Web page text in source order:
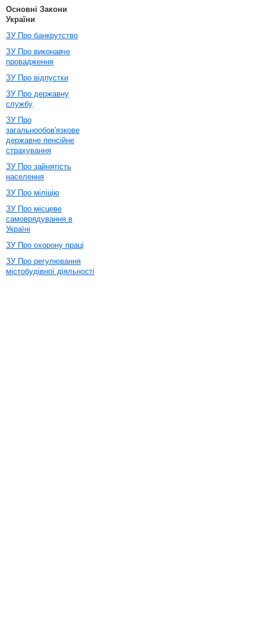
Основні Закони
України
ЗУ Про банкрутство
ЗУ Про виконавче
провадження
ЗУ Про відпустки
ЗУ Про державну
службу
ЗУ Про
загальнообов'язкове
державне пенсійне
страхування
ЗУ Про зайнятість
населення
ЗУ Про міліцію
ЗУ Про місцеве
самоврядування в
Україні
ЗУ Про охорону праці
ЗУ Про регулювання
містобудівної діяльності